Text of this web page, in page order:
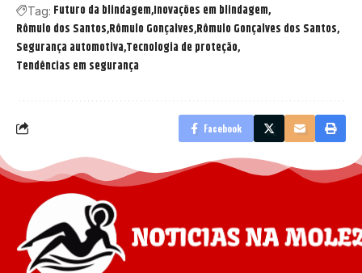
Tag: Futuro da blindagem Inovações em blindagem
Rômulo dos Santos Rômulo Gonçalves Rômulo Gonçalves dos Santos
Segurança automotiva Tecnologia de proteção
Tendências em segurança
Facebook